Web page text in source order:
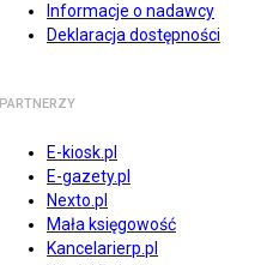
Informacje o nadawcy
Deklaracja dostępności
PARTNERZY
E-kiosk.pl
E-gazety.pl
Nexto.pl
Mała księgowość
Kancelarierp.pl